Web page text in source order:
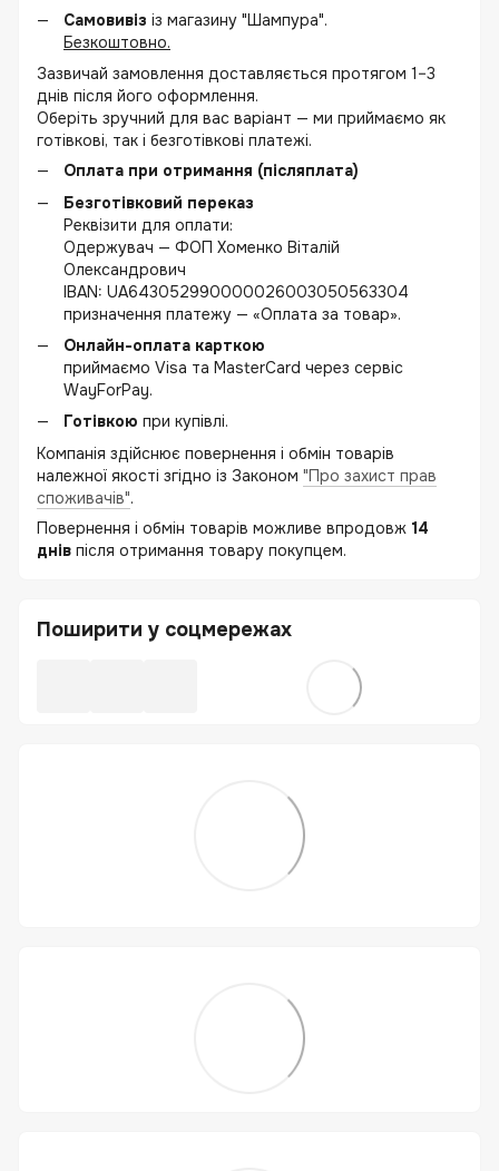
Самовивіз із магазину "Шампура".
Безкоштовно.
Зазвичай замовлення доставляється протягом 1–3
днів після його оформлення.
Оберіть зручний для вас варіант — ми приймаємо як
готівкові, так і безготівкові платежі.
Оплата при отримання (післяплата)
Безготівковий переказ
Реквізити для оплати:
Одержувач — ФОП Хоменко Віталій
Олександрович
IBAN: UA643052990000026003050563304
призначення платежу — «Оплата за товар».
Онлайн-оплата карткою
приймаємо Visa та MasterCard через сервіс
WayForPay.
Готівкою при купівлі.
Компанія здійснює повернення і обмін товарів
належної якості згідно із Законом "Про захист прав
споживачів".
Повернення і обмін товарів можливе впродовж 14
днів після отримання товару покупцем.
Поширити у соцмережах